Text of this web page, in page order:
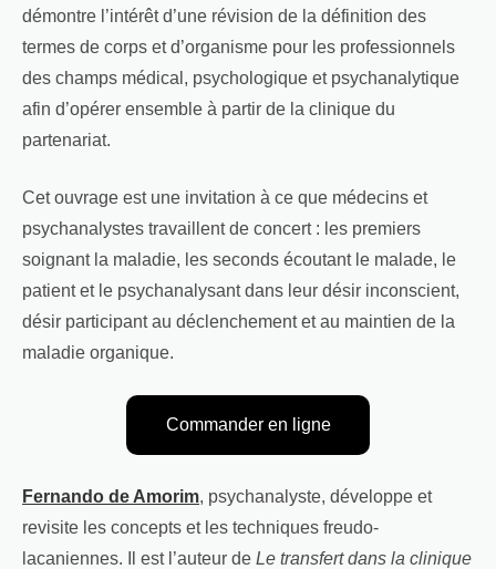
démontre l’intérêt d’une révision de la définition des
termes de corps et d’organisme pour les professionnels
des champs médical, psychologique et psychanalytique
afin d’opérer ensemble à partir de la clinique du
partenariat.
Cet ouvrage est une invitation à ce que médecins et
psychanalystes travaillent de concert : les premiers
soignant la maladie, les seconds écoutant le malade, le
patient et le psychanalysant dans leur désir inconscient,
désir participant au déclenchement et au maintien de la
maladie organique.
Commander en ligne
Fernando de Amorim, psychanalyste, développe et
revisite les concepts et les techniques freudo-
lacaniennes. Il est l’auteur de Le transfert dans la clinique